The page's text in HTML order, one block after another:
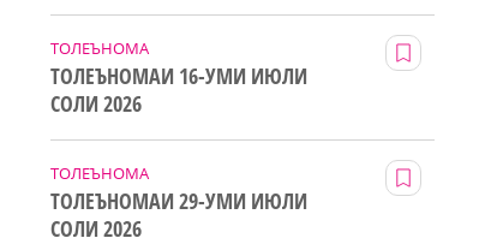
ТОЛЕЪНОМА
ТОЛЕЪНОМАИ 16-УМИ ИЮЛИ
СОЛИ 2026
ТОЛЕЪНОМА
ТОЛЕЪНОМАИ 29-УМИ ИЮЛИ
СОЛИ 2026